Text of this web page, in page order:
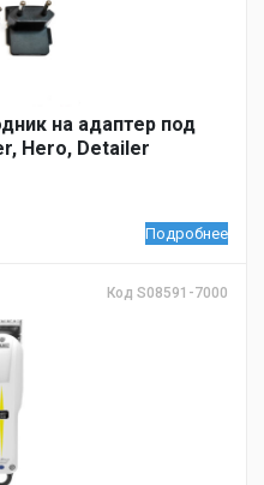
на адаптер под
Hero, Detailer
Подробнее
Код S08591-7000